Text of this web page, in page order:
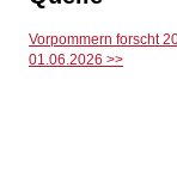
Vorpommern forscht
01.06.2026 >>